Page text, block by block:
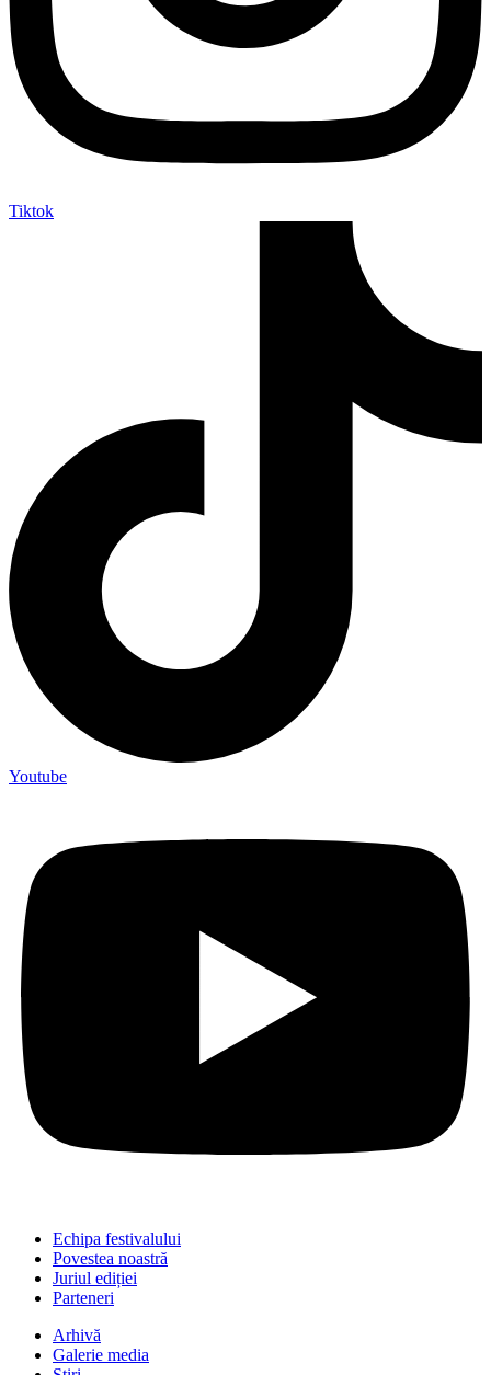
Tiktok
Youtube
Echipa festivalului
Povestea noastră
Juriul ediției
Parteneri
Arhivă
Galerie media